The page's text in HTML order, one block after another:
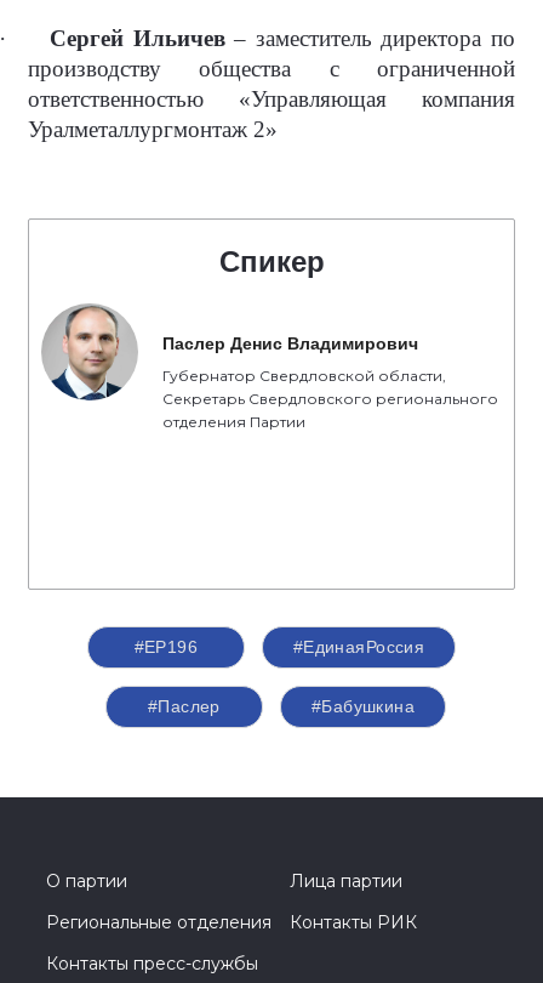
· Сергей Ильичев– заместитель директора по
производству общества с ограниченной
ответственностью «Управляющая компания
Уралметаллургмонтаж 2»
Спикер
Паслер Денис Владимирович
Губернатор Свердловской области,
Секретарь Свердловского регионального
отделения Партии
#ЕР196 #ЕдинаяРоссия
#Паслер #Бабушкина
О партии
Лица партии
Региональные отделения
Контакты РИК
Контакты пресс-службы